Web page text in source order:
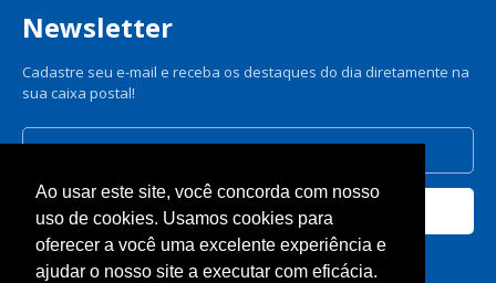
Newsletter
Cadastre seu e-mail e receba os destaques do dia diretamente na
sua caixa postal!
Cadastrar
Nós respeitamos sua privacidade.
Ao usar este site, você concorda com nosso
uso de cookies. Usamos cookies para
oferecer a você uma excelente experiência e
ajudar o nosso site a executar com eficácia.